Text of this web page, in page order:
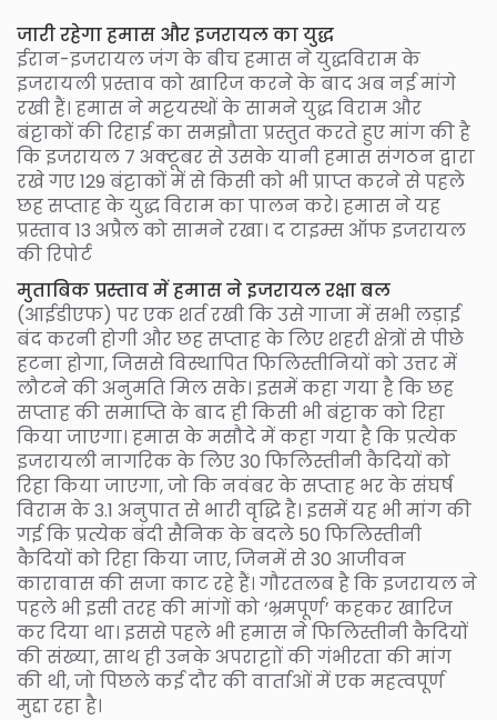
जारी रहेगा हमास और इजरायल का युद्ध
ईरान-इजरायल जंग के बीच हमास ने युद्धविराम के
इजरायली प्रस्ताव को खारिज करने के बाद अब नई मांगे
रखी हैं। हमास ने मट्टयस्थों के सामने युद्ध विराम और
बंट्टाकों की रिहाई का समझौता प्रस्तुत करते हुए मांग की है
कि इजरायल 7 अक्टूबर से उसके यानी हमास संगठन द्वारा
रखे गए 129 बंट्टाकों में से किसी को भी प्राप्त करने से पहले
छह सप्ताह के युद्ध विराम का पालन करे। हमास ने यह
प्रस्ताव 13 अप्रैल को सामने रखा। द टाइम्स ऑफ इजरायल
की रिपोर्ट
मुताबिक प्रस्ताव में हमास ने इजरायल रक्षा बल
(आईडीएफ) पर एक शर्त रखी कि उसे गाजा में सभी लड़ाई
बंद करनी होगी और छह सप्ताह के लिए शहरी क्षेत्रों से पीछे
हटना होगा, जिससे विस्थापित फिलिस्तीनियों को उत्तर में
लौटने की अनुमति मिल सके। इसमें कहा गया है कि छह
सप्ताह की समाप्ति के बाद ही किसी भी बंट्टाक को रिहा
किया जाएगा। हमास के मसौदे में कहा गया है कि प्रत्येक
इजरायली नागरिक के लिए 30 फिलिस्तीनी कैदियों को
रिहा किया जाएगा, जो कि नवंबर के सप्ताह भर के संघर्ष
विराम के 3.1 अनुपात से भारी वृद्धि है। इसमें यह भी मांग की
गई कि प्रत्येक बंदी सैनिक के बदले 50 फिलिस्तीनी
कैदियों को रिहा किया जाए, जिनमें से 30 आजीवन
कारावास की सजा काट रहे हैं। गौरतलब है कि इजरायल ने
पहले भी इसी तरह की मांगों को ‘भ्रमपूर्ण’ कहकर खारिज
कर दिया था। इससे पहले भी हमास ने फिलिस्तीनी कैदियों
की संख्या, साथ ही उनके अपराट्टाों की गंभीरता की मांग
की थी, जो पिछले कई दौर की वार्ताओं में एक महत्वपूर्ण
मुद्दा रहा है।